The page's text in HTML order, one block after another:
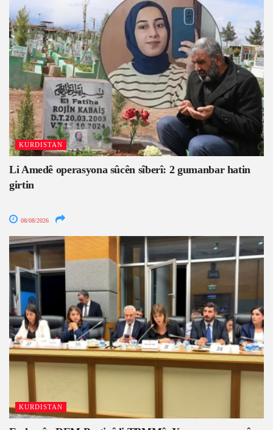
KURDISTAN
Li Amedê operasyona sûcên sîberî: 2 gumanbar hatin
girtin
08/08/2026
KURDISTAN